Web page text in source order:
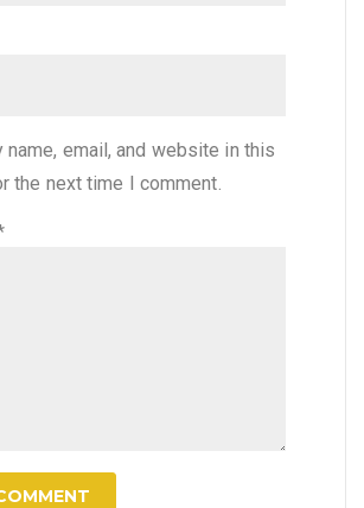
name, email, and website in this
the next time I comment.